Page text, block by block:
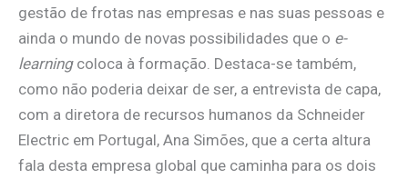
gestão de frotas nas empresas e nas suas pessoas e
ainda o mundo de novas possibilidades que o e-
learningcoloca à formação. Destaca-se também,
como não poderia deixar de ser, a entrevista de capa,
com a diretora de recursos humanos da Schneider
Electric em Portugal, Ana Simões, que a certa altura
fala desta empresa global que caminha para os dois